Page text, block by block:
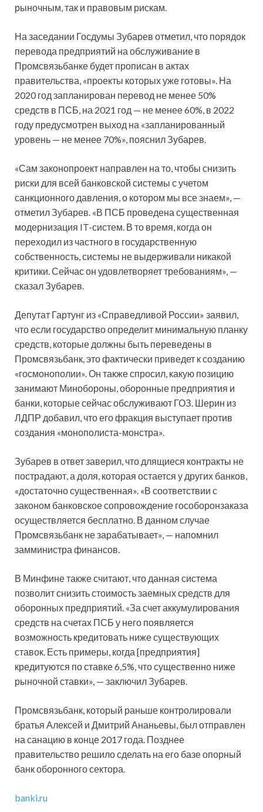
рыночным, так и правовым рискам.
На заседании Госдумы Зубарев отметил, что порядок
перевода предприятий на обслуживание в
Промсвязьбанке будет прописан в актах
правительства, «проекты которых уже готовы». На
2020 год запланирован перевод не менее 50%
средств в ПСБ, на 2021 год — не менее 60%, в 2022
году предусмотрен выход на «запланированный
уровень — не менее 70%», пояснил Зубарев.
«Сам законопроект направлен на то, чтобы снизить
риски для всей банковской системы с учетом
санкционного давления, о котором мы все знаем», —
отметил Зубарев. «В ПСБ проведена существенная
модернизация IT-систем. В то время, когда он
переходил из частного в государственную
собственность, системы не выдерживали никакой
критики. Сейчас он удовлетворяет требованиям», —
сказал Зубарев.
Депутат Гартунг из «Справедливой России» заявил,
что если государство определит минимальную планку
средств, которые должны быть переведены в
Промсвязьбанк, это фактически приведет к созданию
«госмонополии». Он также спросил, какую позицию
занимают Минобороны, оборонные предприятия и
банки, которые сейчас обслуживают ГОЗ. Шерин из
ЛДПР добавил, что его фракция выступает против
создания «монополиста-монстра».
Зубарев в ответ заверил, что длящиеся контракты не
пострадают, а доля, которая остается у других банков,
«достаточно существенная». «В соответствии с
законом банковское сопровождение гособоронзаказа
осуществляется бесплатно. В данном случае
Промсвязьбанк не зарабатывает», — напомнил
замминистра финансов.
В Минфине также считают, что данная система
позволит снизить стоимость заемных средств для
оборонных предприятий. «За счет аккумулирования
средств на счетах ПСБ у него появляется
возможность кредитовать ниже существующих
ставок. Есть примеры, когда [предприятия]
кредитуются по ставке 6,5%, что существенно ниже
рыночной ставки», — заключил Зубарев.
Промсвязьбанк, который раньше контролировали
братья Алексей и Дмитрий Ананьевы, был отправлен
на санацию в конце 2017 года. Позднее
правительство решило сделать на его базе опорный
банк оборонного сектора.
banki.ru